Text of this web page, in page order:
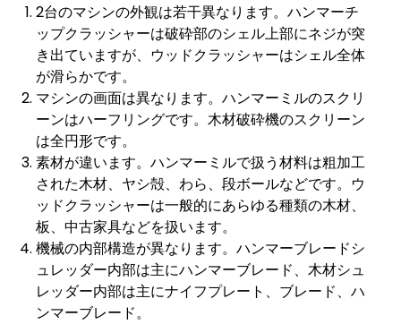
2台のマシンの外観は若干異なります。ハンマーチ
ップクラッシャーは破砕部のシェル上部にネジが突
き出ていますが、ウッドクラッシャーはシェル全体
が滑らかです。
マシンの画面は異なります。ハンマーミルのスクリ
ーンはハーフリングです。木材破砕機のスクリーン
は全円形です。
素材が違います。ハンマーミルで扱う材料は粗加工
された木材、ヤシ殻、わら、段ボールなどです。ウ
ッドクラッシャーは一般的にあらゆる種類の木材、
板、中古家具などを扱います。
機械の内部構造が異なります。ハンマーブレードシ
ュレッダー内部は主にハンマーブレード、木材シュ
レッダー内部は主にナイフプレート、ブレード、ハ
ンマーブレード。